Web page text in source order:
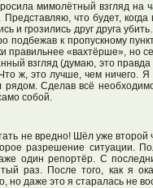
мимолётный взгляд
что будет,
и грозились друг друга
подбежав к пропускному
правильнее «вахтёрше», но
взгляд (думаю, это
ж, это лучше, чем
Сделав всё
собой.
не вредно! Шёл уже
разрешение ситуации.
один репортёр. С
раз. После того, как я
но даже это я старалась не